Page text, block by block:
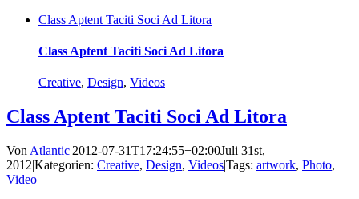
Class Aptent Taciti Soci Ad Litora
Class Aptent Taciti Soci Ad Litora
Creative, Design, Videos
Class Aptent Taciti Soci Ad Litora
Von Atlantic|2012-07-31T17:24:55+02:00Juli 31st,
2012|Kategorien: Creative, Design, Videos|Tags: artwork, Photo,
Video|